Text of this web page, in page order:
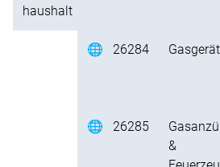
haushalt
🌐 26284
🌐 26285
&